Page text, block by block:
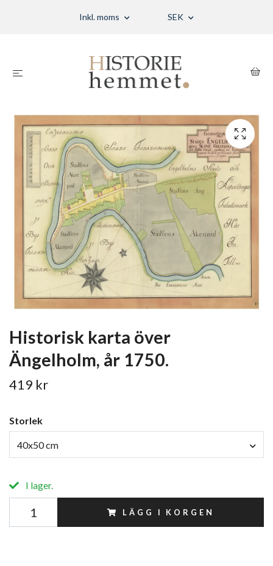
Inkl. moms SEK
Historisk karta över
Ängelholm, år 1750.
419 kr
Storlek
40x50 cm
I lager.
LÄGG I KORGEN